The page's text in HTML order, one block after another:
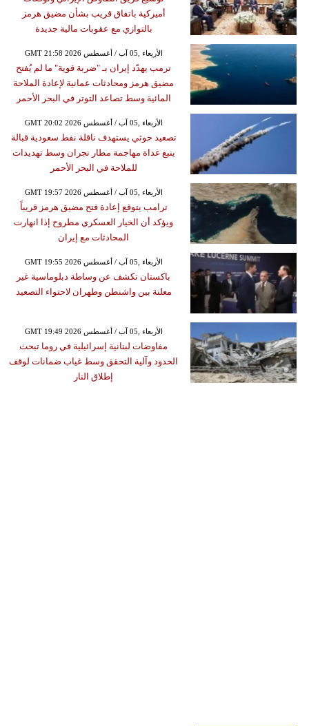
أميركية باتفاق قريب بشأن مضيق هرمز
بالتوازي مع عقوبات مالية جديدة
GMT 21:58 2026 الأربعاء ,05 آب / أغسطس
ترمب يهدّد إيران بـ "ضربة قوية" ما لم يُفتح
مضيق هرمز ومحادثات عمانية لإعادة الملاحة
المائية وسط تصاعد التوتر في البحر الأحمر
GMT 20:02 2026 الأربعاء ,05 آب / أغسطس
تصعيد حوثي يستهدف ناقلة نفط سعودية قبالة
ينبع غداة مهاجمة مطار نجران وسط تهديدات
للملاحة في البحر الأحمر
GMT 19:57 2026 الأربعاء ,05 آب / أغسطس
ترامب يتوقع إعادة فتح مضيق هرمز قريباً
ويؤكد أن الخيار العسكري مطروح إذا انهارت
المحادثات مع إيران
GMT 19:55 2026 الأربعاء ,05 آب / أغسطس
باكستان تكشف عن وساطة دبلوماسية غير
معلنة بين واشنطن وطهران لاحتواء التصعيد
GMT 19:49 2026 الأربعاء ,05 آب / أغسطس
مفاوضات لبنانية إسرائيلية في روما تبحث
الحدود وآلية التحقق وسط غياب ضمانات لوقف
إطلاق النار